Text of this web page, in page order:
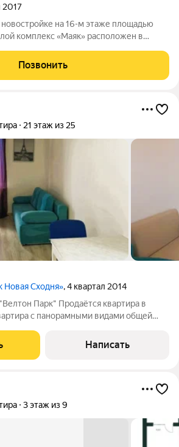
2017
новостройке на 16-м этаже площадью
комплекс «Маяк» расположен в
огромная приватная территория 10,8 га,
Позвонить
21 этаж из 25
Новая Сходня», 4 квартал 2014
Парк" Продаётся квартира в
с панорамными видами общей
стоимость в договоре. Ограничений и
Написать
3 этаж из 9